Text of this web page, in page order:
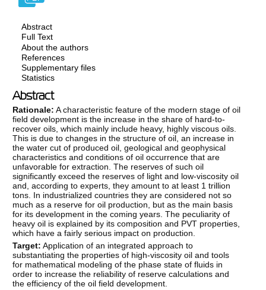
Abstract
Full Text
About the authors
References
Supplementary files
Statistics
Abstract
Rationale: A characteristic feature of the modern stage of oil
field development is the increase in the share of hard-to-
recover oils, which mainly include heavy, highly viscous oils.
This is due to changes in the structure of oil, an increase in
the water cut of produced oil, geological and geophysical
characteristics and conditions of oil occurrence that are
unfavorable for extraction. The reserves of such oil
significantly exceed the reserves of light and low-viscosity oil
and, according to experts, they amount to at least 1 trillion
tons. In industrialized countries they are considered not so
much as a reserve for oil production, but as the main basis
for its development in the coming years. The peculiarity of
heavy oil is explained by its composition and PVT properties,
which have a fairly serious impact on production.
Target: Application of an integrated approach to
substantiating the properties of high-viscosity oil and tools
for mathematical modeling of the phase state of fluids in
order to increase the reliability of reserve calculations and
the efficiency of the oil field development.